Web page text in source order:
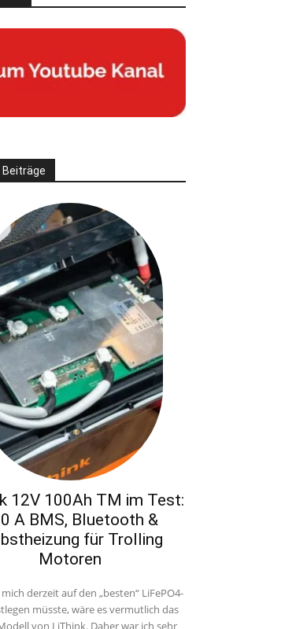
12V 100Ah TM im Test:
A BMS, Bluetooth &
für Trolling
Motoren
derzeit auf den „besten“ LiFePO4-
müsste, wäre es vermutlich das
von LiThink. Daher war ich sehr